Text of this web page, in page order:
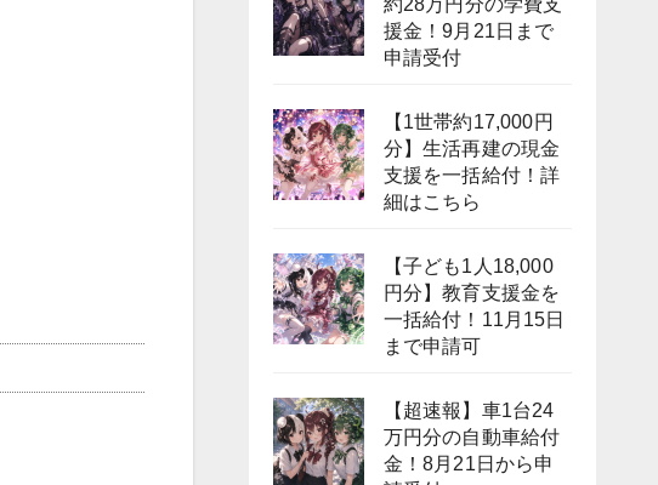
援金！9月21日まで
申請受付
【1世帯約17,000円
分】生活再建の現金
支援を一括給付！詳
細はこちら
【子ども1人18,000
円分】教育支援金を
一括給付！11月15日
まで申請可
【超速報】車1台24
万円分の自動車給付
金！8月21日から申